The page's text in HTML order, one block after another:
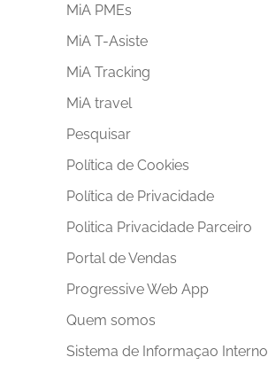
MiA PMEs
MiA T-Asiste
MiA Tracking
MiA travel
Pesquisar
Política de Cookies
Política de Privacidade
Politica Privacidade Parceiro
Portal de Vendas
Progressive Web App
Quem somos
Sistema de Informaçao Interno